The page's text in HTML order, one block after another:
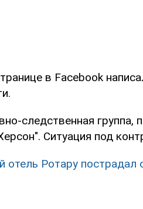
в Facebook
следственная
Ситуация под
отель Ротару